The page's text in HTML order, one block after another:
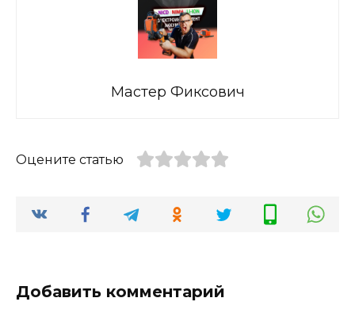
Мастер Фиксович
Оцените статью
Добавить комментарий